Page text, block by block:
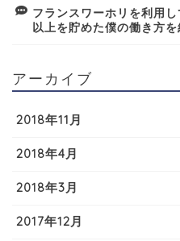
フランスワーホリを利用
以上を貯めた僕の働き方
アーカイブ
2018年11月
2018年4月
2018年3月
2017年12月